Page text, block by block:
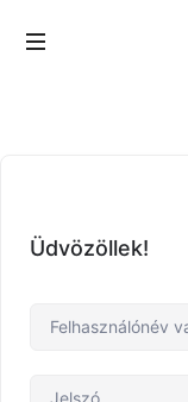
Wealth
Üdvözöllek!